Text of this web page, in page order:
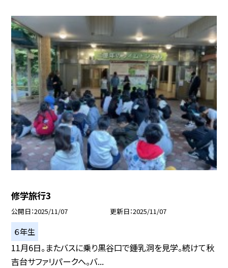
修学旅行3
公開日 2025/11/07 更新日 2025/11/07
６年生
11月6日。またバスに乗り黒谷口で鍾乳洞を見学。続けて秋
吉台サファリパークへ。バ...